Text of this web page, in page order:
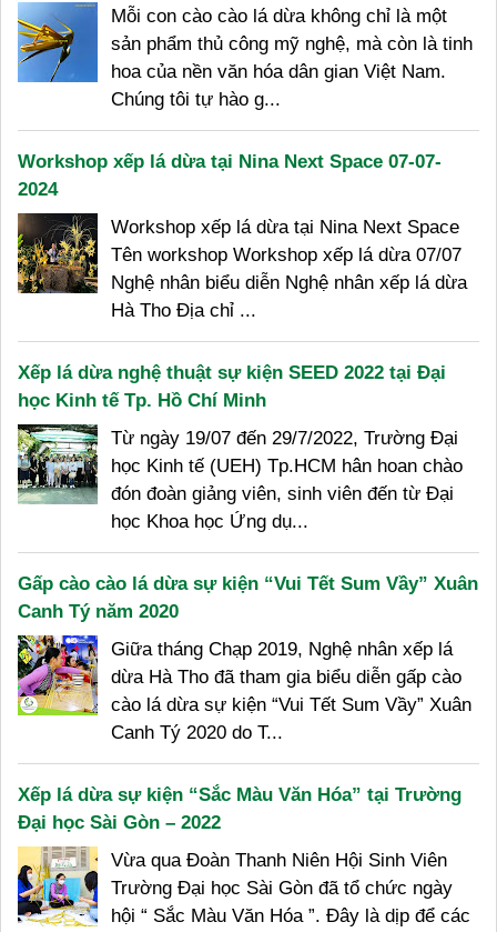
Mỗi con cào cào lá dừa không chỉ là một
sản phẩm thủ công mỹ nghệ, mà còn là tinh
hoa của nền văn hóa dân gian Việt Nam.
Chúng tôi tự hào g...
Workshop xếp lá dừa tại Nina Next Space 07-07-
2024
Workshop xếp lá dừa tại Nina Next Space
Tên workshop Workshop xếp lá dừa 07/07
Nghệ nhân biểu diễn Nghệ nhân xếp lá dừa
Hà Tho Địa chỉ ...
Xếp lá dừa nghệ thuật sự kiện SEED 2022 tại Đại
học Kinh tế Tp. Hồ Chí Minh
Từ ngày 19/07 đến 29/7/2022, Trường Đại
học Kinh tế (UEH) Tp.HCM hân hoan chào
đón đoàn giảng viên, sinh viên đến từ Đại
học Khoa học Ứng dụ...
Gấp cào cào lá dừa sự kiện “Vui Tết Sum Vầy” Xuân
Canh Tý năm 2020
Giữa tháng Chạp 2019, Nghệ nhân xếp lá
dừa Hà Tho đã tham gia biểu diễn gấp cào
cào lá dừa sự kiện “Vui Tết Sum Vầy” Xuân
Canh Tý 2020 do T...
Xếp lá dừa sự kiện “Sắc Màu Văn Hóa” tại Trường
Đại học Sài Gòn – 2022
Vừa qua Đoàn Thanh Niên Hội Sinh Viên
Trường Đại học Sài Gòn đã tổ chức ngày
hội “ Sắc Màu Văn Hóa ”. Đây là dịp để các